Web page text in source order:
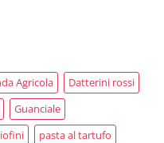
Agricola
Datterini rossi
Guanciale
pasta al tartufo